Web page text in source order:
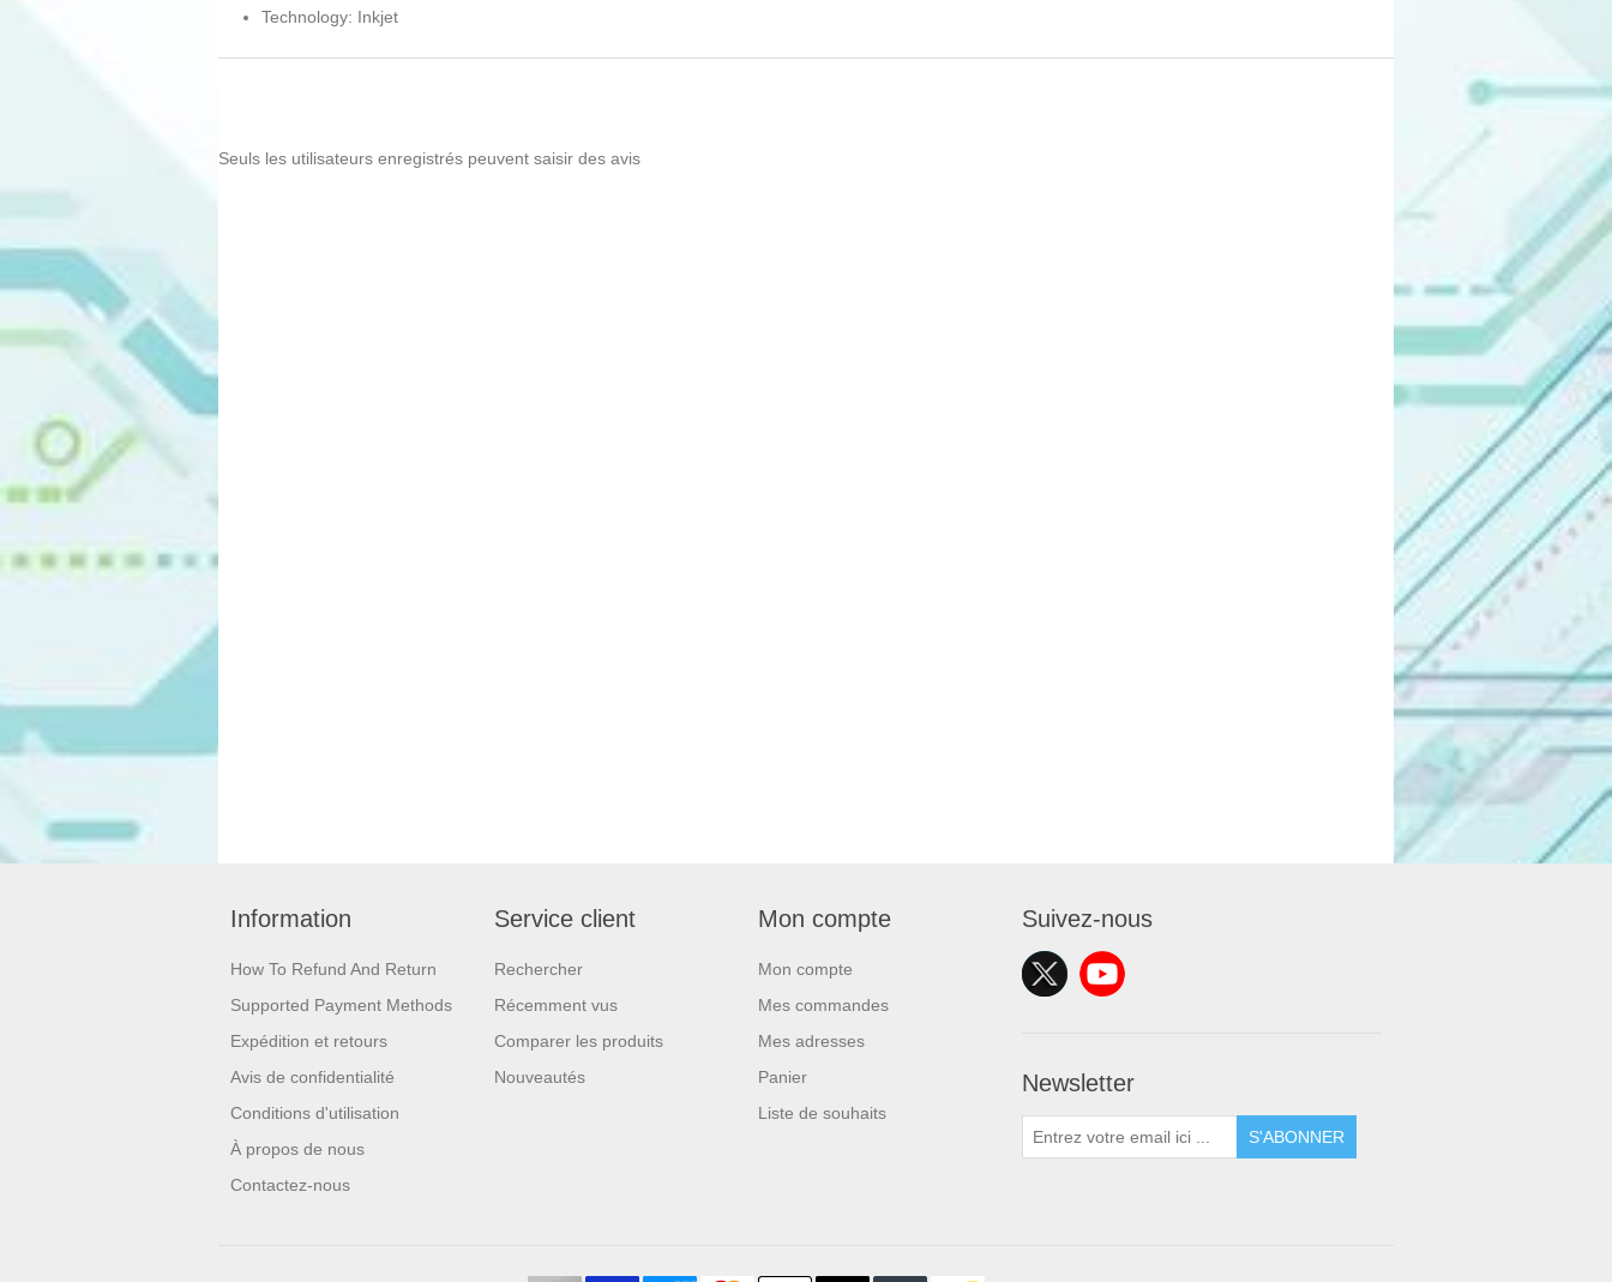
Technology: Inkjet
Seuls les utilisateurs enregistrés peuvent saisir des avis
Information
How To Refund And Return
Supported Payment Methods
Expédition et retours
Avis de confidentialité
Conditions d'utilisation
À propos de nous
Contactez-nous
Service client
Rechercher
Récemment vus
Comparer les produits
Nouveautés
Mon compte
Mon compte
Mes commandes
Mes adresses
Panier
Liste de souhaits
Suivez-nous
Newsletter
S'ABONNER